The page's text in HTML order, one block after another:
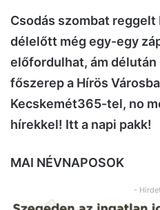
Csodás szombat
délelőtt még egy-egy
előfordulhat, ám délután
főszerep a Hírös
Kecskemét365-tel, no
hírekkel! Itt a napi pakk!
MAI NÉVNAPOSOK
-